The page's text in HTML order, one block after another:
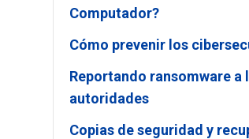
Computador?
Cómo prevenir los
Reportando ransomware a
autoridades
Copias de seguridad y